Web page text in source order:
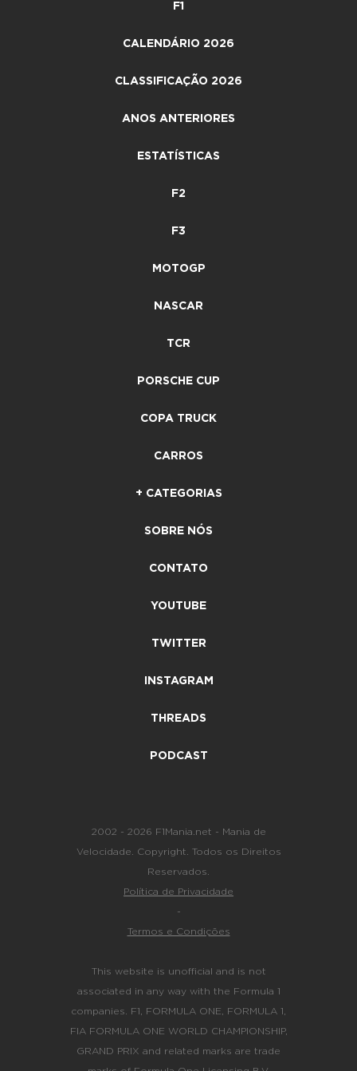
F1
CALENDÁRIO 2026
CLASSIFICAÇÃO 2026
ANOS ANTERIORES
ESTATÍSTICAS
F2
F3
MOTOGP
NASCAR
TCR
PORSCHE CUP
COPA TRUCK
CARROS
+ CATEGORIAS
SOBRE NÓS
CONTATO
YOUTUBE
TWITTER
INSTAGRAM
THREADS
PODCAST
2002 - 2026 F1Mania.net - Mania de
Velocidade. Copyright. Todos os Direitos
Reservados.
Política de Privacidade
-
Termos e Condições
This website is unofficial and is not
associated in any way with the Formula 1
companies. F1, FORMULA ONE, FORMULA 1,
FIA FORMULA ONE WORLD CHAMPIONSHIP,
GRAND PRIX and related marks are trade